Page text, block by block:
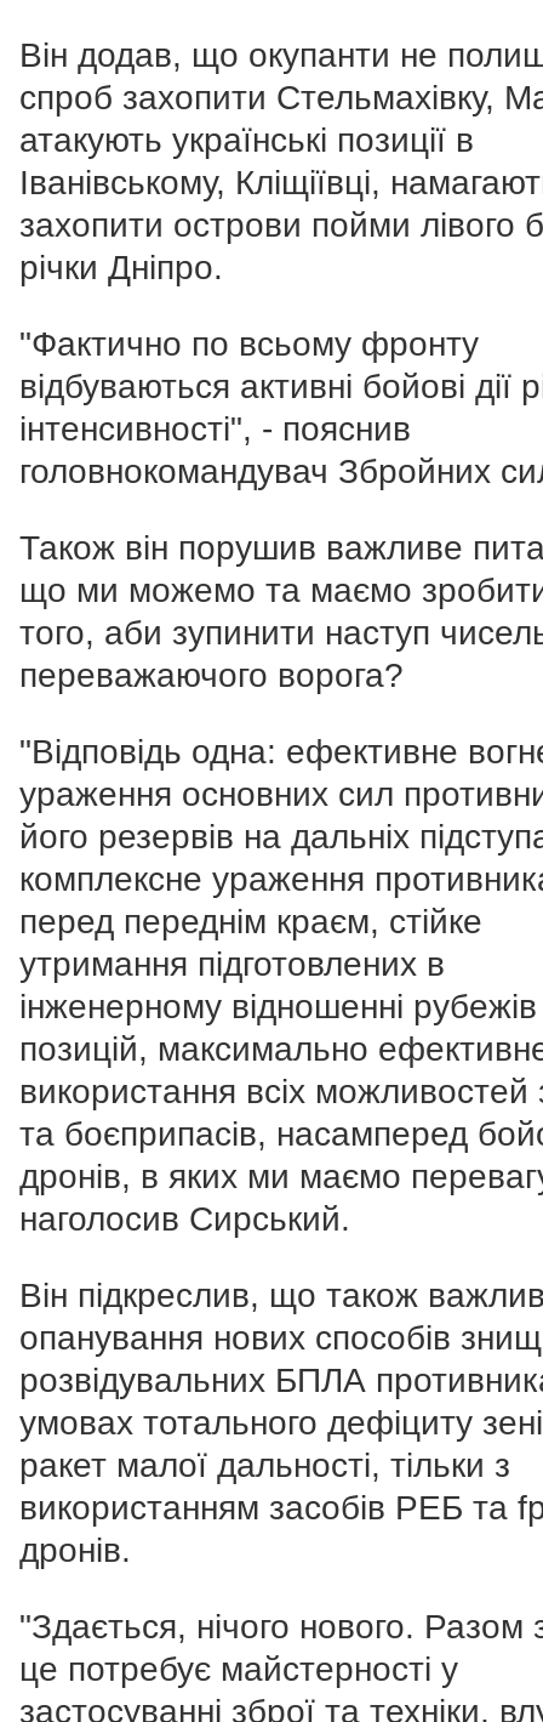
Він додав, що окупанти не
спроб захопити Стельмахівку,
атакують українські позиції в
Іванівському, Кліщіївці,
захопити острови пойми лівого
річки Дніпро.
"Фактично по всьому фронту
відбуваються активні бойові дії
інтенсивності", - пояснив
головнокомандувач Збройних
Також він порушив важливе
що ми можемо та маємо
того, аби зупинити наступ
переважаючого ворога?
"Відповідь одна: ефективне
ураження основних сил
його резервів на дальніх
комплексне ураження
перед переднім краєм, стійке
утримання підготовлених в
інженерному відношенні рубежів
позицій, максимально
використання всіх можливостей
та боєприпасів, насамперед
дронів, в яких ми маємо
наголосив Сирський.
Він підкреслив, що також
опанування нових способів
розвідувальних БПЛА
умовах тотального дефіциту
ракет малої дальності, тільки з
використанням засобів РЕБ та
дронів.
"Здається, нічого нового. Разом
це потребує майстерності у
застосуванні зброї та техніки,